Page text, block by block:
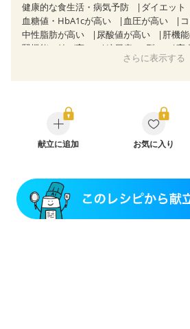
健康的な食生活・病気予防
ダイエット
血糖値・HbA1cが高い
血圧が高い
中性脂肪が高い
尿酸値が高い
肝機
腎機能の値が高い
糖尿病（2型） 高
狭心症 心筋梗塞
過敏性腸症候群（IBS）
糖尿病性腎症
糖尿病性腎症（第２期）
糖尿病性腎症
CKD（ステージ１）
CKD（ステージ２）
乳がん（放射線治療中）
乳がん治療を終えた方・経過観察中の方
妊婦健診・体重増加が気になる（初期）
さらに表示する
献立に追加 お気に入り